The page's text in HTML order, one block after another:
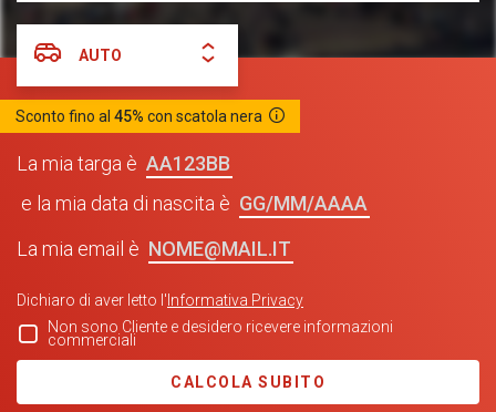
AUTO
Sconto fino al 45% con scatola nera
La mia targa è
AA123BB
e la mia data di nascita è
GG/MM/AAAA
La mia email è NOME@MAIL.IT
Dichiaro di aver letto l' Informativa Privacy
Non sono Cliente e desidero ricevere informazioni
commerciali
CALCOLA SUBITO